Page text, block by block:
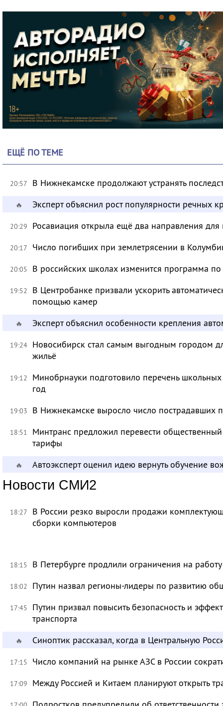
ЕЩЁ ПО ТЕМЕ
20:57 В Нижнекамске продолжают устранять
🔥 Эксперт объяснил рост популярности речных
20:29 Росавиация открыла ещё два направления
20:17 Число погибших при землетрясении в
20:05 В российских школах изменится программа
19:52
В Центробанке призвали ускорить
помощью камер
🔥 Эксперт объяснил особенности крепления
19:24 Новосибирск стал самым выгодным городом
жильё
19:12
Минобрнауки подготовило перечень
год
19:03 В Нижнекамске выросло число пострадавших
18:51
Минтранс предложил перевести
тарифы
🔥 Автоэксперт оценил идею вернуть обучение
Новости СМИ2
18:27
В России резко выросли продажи
сборки компьютеров
18:15 В Петербурге продлили ограничения на
18:02 Путин назвал регионы-лидеры по развитию
17:45
Путин призвал повысить безопасность и
транспорта
🔥 Синоптик рассказал, когда в Центральную
17:15 Число компаний на рынке АЗС в России
17:09 Между Россией и Китаем планируют открыть